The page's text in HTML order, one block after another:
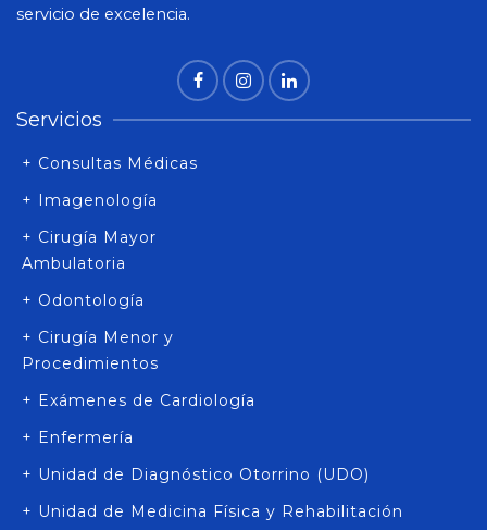
servicio de excelencia.
Servicios
+ Consultas Médicas
+ Imagenología
+ Cirugía Mayor
Ambulatoria
+ Odontología
+ Cirugía Menor y
Procedimientos
+ Exámenes de Cardiología
+ Enfermería
+ Unidad de Diagnóstico Otorrino (UDO)
+ Unidad de Medicina Física y Rehabilitación